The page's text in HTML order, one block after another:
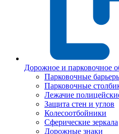
Дорожное и парковочное
Парковочные
Парковочные
Лежачие
Защита стен и углов
Колесоотбойники
Сферические зеркала
Дорожные знаки